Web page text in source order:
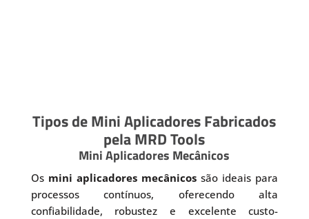
Tipos de Mini Aplicadores Fabricados
pela MRD Tools
Mini Aplicadores Mecânicos
Os mini aplicadores mecânicos são ideais para
processos contínuos, oferecendo alta
confiabilidade, robustez e excelente custo-